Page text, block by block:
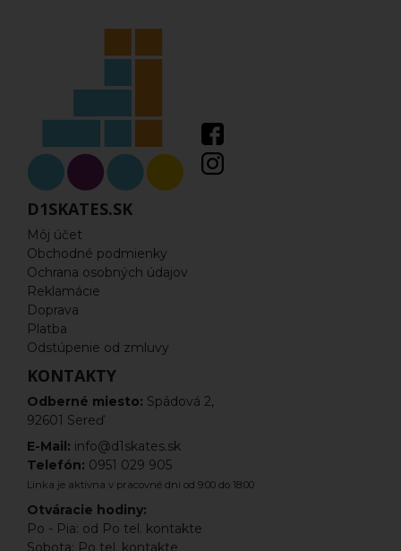
D1SKATES.SK
Môj účet
Obchodné podmienky
Ochrana osobných údajov
Reklamácie
Doprava
Platba
Odstúpenie od zmluvy
KONTAKTY
Odberné miesto: Spádová 2,
92601 Sereď
E-Mail: info@d1skates.sk
Telefón: 0951 029 905
Linka je aktívna v pracovné dni od 9:00 do 18:00
Otváracie hodiny:
Po - Pia: od Po tel. kontakte
Sobota: Po tel. kontakte
Rekreačné
FREESTYLE KOLOBEŽKY
Freestyle kolobežky komplety
Riadítka
Vidlice
Kolieska na kolobežku
Ložiská
Objímky
Pegy
Scs